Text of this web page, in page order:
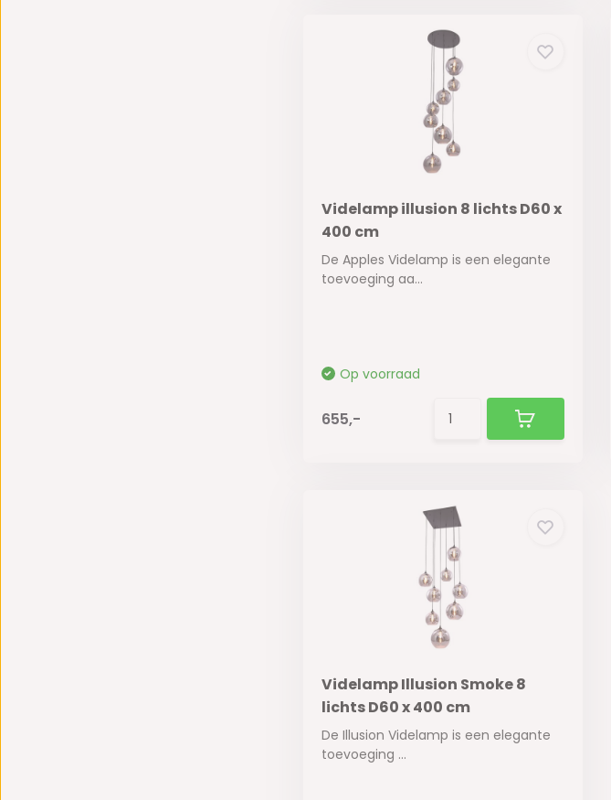
Videlamp illusion 8 lichts D60 x
400 cm
De Apples Videlamp is een elegante
toevoeging aa...
Op voorraad
655,-
Videlamp Illusion Smoke 8
lichts D60 x 400 cm
De Illusion Videlamp is een elegante
toevoeging ...